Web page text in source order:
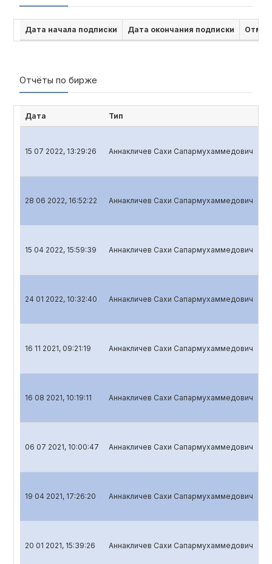
Дата начала подписки Дата окончания подписки
Отчёты по бирже
Дата Тип
15 07 2022, 13:29:26 Аннакличев Сахи Сапармухаммедович
28 06 2022, 16:52:22 Аннакличев Сахи Сапармухаммедович
15 04 2022, 15:59:39 Аннакличев Сахи Сапармухаммедович
24 01 2022, 10:32:40 Аннакличев Сахи Сапармухаммедович
16 11 2021, 09:21:19 Аннакличев Сахи Сапармухаммедович
16 08 2021, 10:19:11 Аннакличев Сахи Сапармухаммедович
06 07 2021, 10:00:47 Аннакличев Сахи Сапармухаммедович
19 04 2021, 17:26:20 Аннакличев Сахи Сапармухаммедович
20 01 2021, 15:39:26 Аннакличев Сахи Сапармухаммедович